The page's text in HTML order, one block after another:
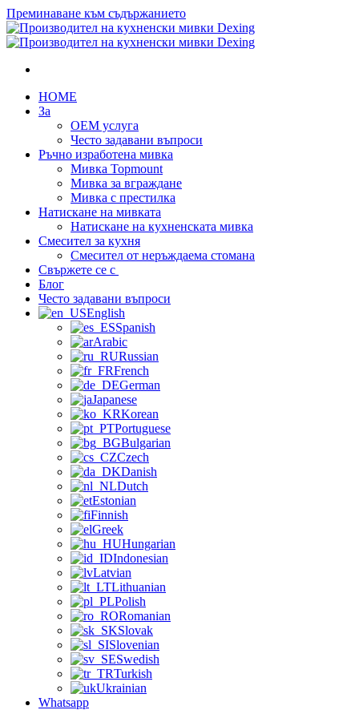
Преминаване към съдържанието
HOME
За
OEM услуга
Често задавани въпроси
Ръчно изработена мивка
Мивка Topmount
Мивка за вграждане
Мивка с престилка
Натискане на мивката
Натискане на кухненската мивка
Смесител за кухня
Смесител от неръждаема стомана
Свържете се с
Блог
Често задавани въпроси
English
Spanish
Arabic
Russian
French
German
Japanese
Korean
Portuguese
Bulgarian
Czech
Danish
Dutch
Estonian
Finnish
Greek
Hungarian
Indonesian
Latvian
Lithuanian
Polish
Romanian
Slovak
Slovenian
Swedish
Turkish
Ukrainian
Whatsapp